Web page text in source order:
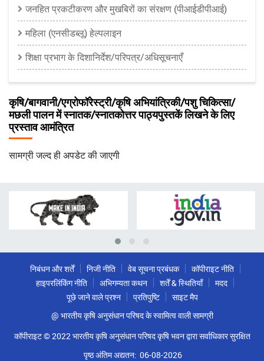
जनहित प्रकटीकरण और मुखबिरों का संरक्षण (पीआईडीपीआई)
महिला (एनसीडब्लू) हेल्पलाइन
शिक्षा प्रभाग के दिशानिर्देश/परिपत्र/अधिसूचनाएँ
कृषि/बागवानी/एग्रोफॉरेस्ट्री/कृषि अभियांत्रिकी/पशु चिकित्सा/
मछली पालन में स्नातक/स्नातकोत्तर पाठ्यपुस्तकें लिखने के लिए
प्रस्ताव आमंत्रित
सामग्री जल्द ही अपडेट की जाएगी
निबंधन और शर्तें निजी नीति वेब सूचना प्रबंधक
कॉपीराइट नीति
हाइपरलिंकिंग नीति
अभिगम्यता कथन शर्तें & स्थितियाँ
मदद
पूछे जाने वाले प्रश्न
प्रतिपुष्टि
साइट मैप
@ भारतीय कृषि अनुसंधान परिषद के स्वामित्व वाली सामग्री
कॉपीराइट © 2022 भारतीय कृषि अनुसंधान परिषद कृषि भवन द्वारा सर्वाधिकार सुरक्षित
पृष्ठ अंतिम अद्यतन: 06-08-2026